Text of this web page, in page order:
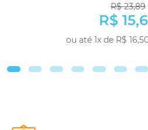
R$ 23,89
R$
ou até 1x de R$